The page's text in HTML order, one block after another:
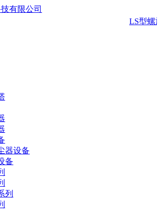
LS型螺
器设备
备
列